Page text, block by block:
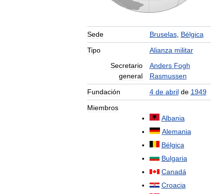
Sede Bruselas, Bélgica
Tipo
Alianza militar
Secretario
general
Anders Fogh
Rasmussen
Fundación
4 de abril de 1949
Miembros
Albania
Alemania
Bélgica
Bulgaria
Canadá
Croacia